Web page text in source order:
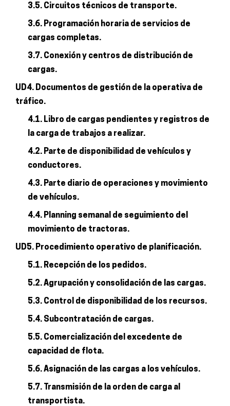
3.5. Circuitos técnicos de transporte.
3.6. Programación horaria de servicios de
cargas completas.
3.7. Conexión y centros de distribución de
cargas.
UD4. Documentos de gestión de la operativa de
tráfico.
4.1. Libro de cargas pendientes y registros de
la carga de trabajos a realizar.
4.2. Parte de disponibilidad de vehículos y
conductores.
4.3. Parte diario de operaciones y movimiento
de vehículos.
4.4. Planning semanal de seguimiento del
movimiento de tractoras.
UD5. Procedimiento operativo de planificación.
5.1. Recepción de los pedidos.
5.2. Agrupación y consolidación de las cargas.
5.3. Control de disponibilidad de los recursos.
5.4. Subcontratación de cargas.
5.5. Comercialización del excedente de
capacidad de flota.
5.6. Asignación de las cargas a los vehículos.
5.7. Transmisión de la orden de carga al
transportista.